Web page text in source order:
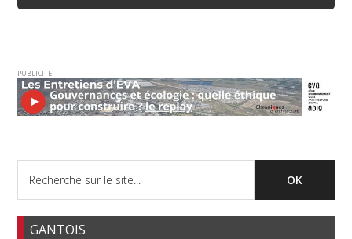
PUBLICITE
GANTOIS